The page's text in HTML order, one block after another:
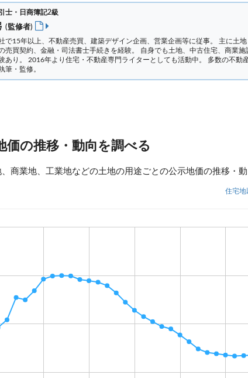
士・日商簿記2級
(監修者)
で15年以上、不動産売買、建築デザイン企画、営業企画等に従事。 主に土地
売買契約、金融・司法書士手続きを経験。 自身でも土地、中古住宅、商業施
あり。 2016年より住宅・不動産専門ライターとしても活動中。 多数の不動
筆・監修。
価の推移・動向を調べる
商業地、工業地などの土地の用途ごとの公示地価の推移・
住宅地